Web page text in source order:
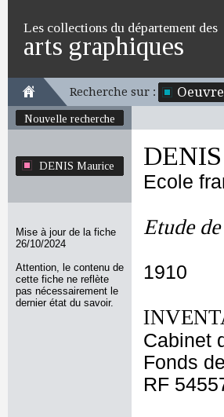
Les collections du département des
arts graphiques
Recherche sur :
Nouvelle recherche
DENIS Maurice
Mise à jour de la fiche
26/10/2024
Attention, le contenu de
cette fiche ne reflète
pas nécessairement le
dernier état du savoir.
Ecole
Etude
1910
Cabinet
Fonds
RF